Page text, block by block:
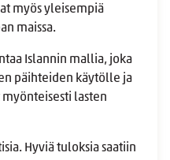
myös yleisempiä
maissa.
Islannin mallia, joka
päihteiden käytölle ja
lasten
Hyviä tuloksia saatiin